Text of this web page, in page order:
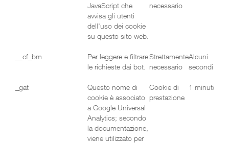
JavaScript che
avvisa gli utenti
dell'uso dei cookie
su questo sito web.
necessario
__cf_bm
Per leggere e filtrare
le richieste dai bot.
Strettamente
necessario
Alcuni
secondi
_gat
Questo nome di
cookie è associato
a Google Universal
Analytics; secondo
la documentazione,
viene utilizzato per
Cookie di
prestazione
1 minute